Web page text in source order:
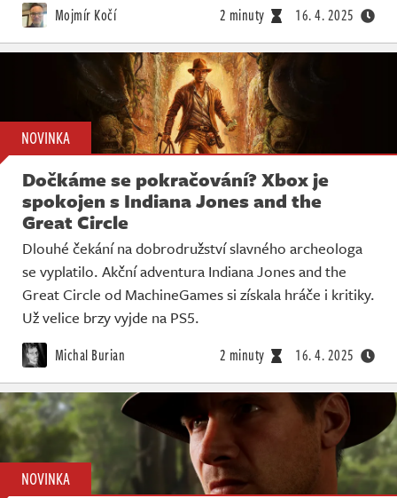
Mojmír Kočí 2 minuty 16. 4. 2025
NOVINKA
Dočkáme se pokračování? Xbox je
spokojen s Indiana Jones and the
Great Circle
Dlouhé čekání na dobrodružství slavného archeologa
se vyplatilo. Akční adventura Indiana Jones and the
Great Circle od MachineGames si získala hráče i kritiky.
Už velice brzy vyjde na PS5.
Michal Burian 2 minuty 16. 4. 2025
NOVINKA